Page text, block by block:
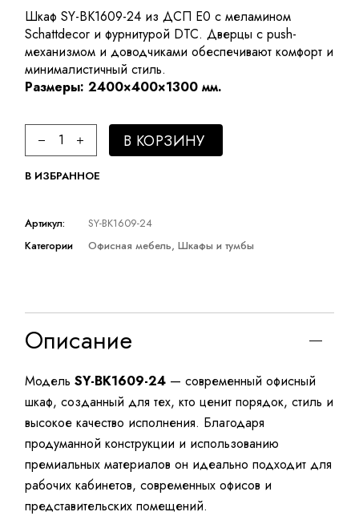
Шкаф SY-BK1609-24 из ДСП E0 с меламином
Schattdecor и фурнитурой DTC. Дверцы с push-
механизмом и доводчиками обеспечивают комфорт и
минималистичный стиль.
Размеры: 2400×400×1300 мм.
Шкаф Smilesiyo quantity
В КОРЗИНУ
В ИЗБРАННОЕ
Артикул:
SY-BK1609-24
Категории
Офисная мебель,Шкафы и тумбы
Описание
МодельSY-BK1609-24 — современный офисный
шкаф, созданный для тех, кто ценит порядок, стиль и
высокое качество исполнения. Благодаря
продуманной конструкции и использованию
премиальных материалов он идеально подходит для
рабочих кабинетов, современных офисов и
представительских помещений.